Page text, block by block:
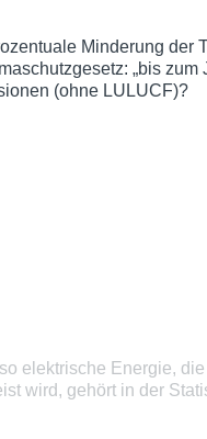
Minderung der
„bis
(ohne LULUCF)?
elektrische Energie,
wird, gehört in der